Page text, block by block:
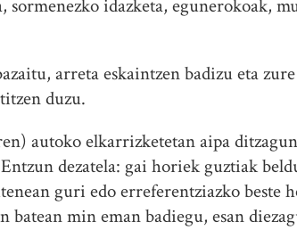
sormenezko idazketa, egunerokoak,
arreta eskaintzen badizu eta
duzu.
autoko elkarrizketetan aipa
dezatela: gai horiek guztiak
guri edo erreferentziazko beste
min eman badiegu, esan